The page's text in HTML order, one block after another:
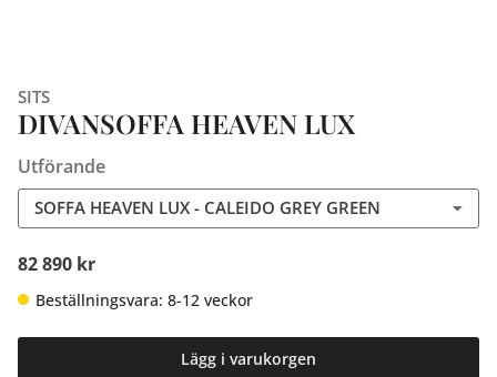
SITS
DIVANSOFFA HEAVEN LUX
Utförande
SOFFA HEAVEN LUX - CALEIDO GREY GREEN
82 890 kr
Beställningsvara: 8-12 veckor
Lägg i varukorgen